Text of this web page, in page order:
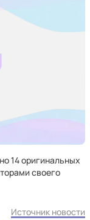
14 оригинальных
своего
Источник новости